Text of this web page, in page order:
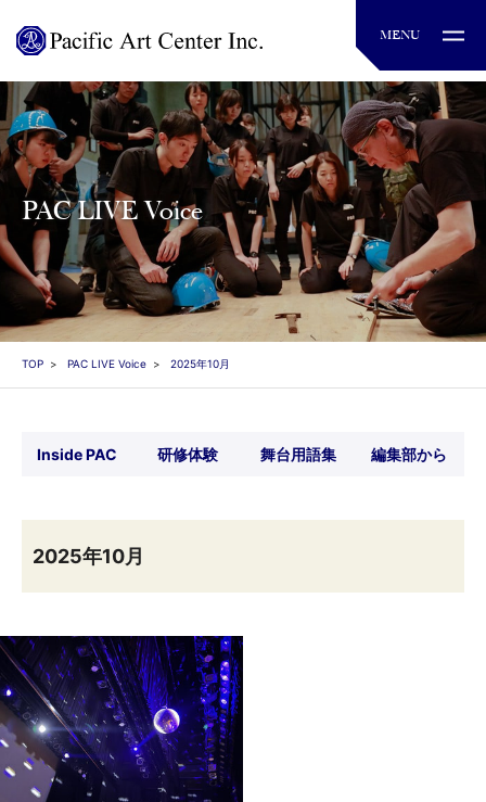
PAC LIVE Voice
TOP PAC LIVE Voice 2025年10月
Inside PAC 研修体験 舞台用語集 編集部から
2025年10月